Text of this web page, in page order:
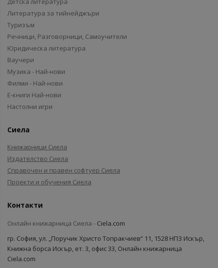
Литература за тийнейджъри
Туризъм
Речници, Разговорници, Самоучители
Юридическа литература
Ваучери
Музика - Най-нови
Филми - Най-нови
Е-книги Най-нови
Настолни игри
Сиела
Книжарници Сиела
Издателство Сиела
Справочен и правен софтуер Сиела
Проекти и обучения Сиела
Контакти
Онлайн книжарница Сиела - Ciela.com
гр. София, ул. „Поручик Христо Топракчиев“ 11, 1528 НПЗ Искър,
Книжна борса Искър, ет. 3, офис 33, Онлайн книжарница
Ciela.com